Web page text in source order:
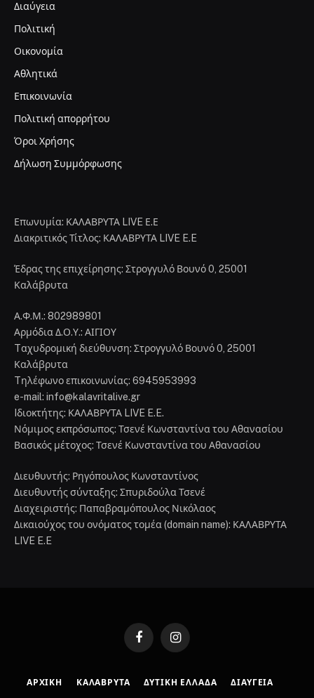
Διαύγεια
Πολιτική
Οικονομία
Αθλητικά
Επικοινωνία
Πολιτική απορρήτου
Όροι Χρήσης
Δήλωση Συμμόρφωσης
Επωνυμία: ΚΑΛΑΒΡΥΤΑ LIVE Ε.Ε
Διακριτικός Τίτλος: ΚΑΛΑΒΡΥΤΑ LIVE E.E
Έδρας της επιχείρησης: Στρογγυλό Βουνό 0, 25001
Καλάβρυτα
Α.Φ.Μ.: 802989801
Αρμόδια Δ.Ο.Υ.: ΑΙΓΙΟΥ
Tαχυδρομική διεύθυνση: Στρογγυλό Βουνό 0, 25001
Καλάβρυτα
Tηλέφωνο επικοινωνίας: 6945953993
e-mail: info@kalavritalive.gr
Iδιοκτήτης: ΚΑΛΑΒΡΥΤΑ LIVE E.E.
Νόμιμος εκπρόσωπος: Τσενέ Κωνσταντίνα του Αθανασίου
Βασικός μέτοχος: Τσενέ Κωνσταντίνα του Αθανασίου
Διευθυντής: Ρηγόπουλος Κωνσταντίνος
Διευθυντής σύνταξης: Σπυριδούλα Τσενέ
Διαχειριστής: Παπαβραμόπουλος Νικόλαος
Δικαιούχος του ονόματος τομέα (domain name): ΚΑΛΑΒΡΥΤΑ
LIVE E.E
FacebookInstagram
ΑΡΧΙΚΉ ΚΑΛΆΒΡΥΤΑ ΔΥΤΙΚΉ ΕΛΛΆΔΑ ΔΙΑΎΓΕΙΑ